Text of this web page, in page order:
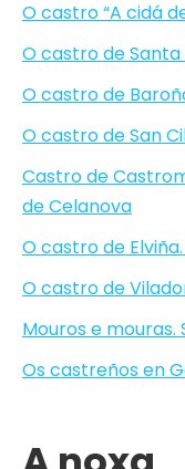
O castro “A cidá
O castro de
O castro de
O castro de San
Castro de
de Celanova
O castro de
O castro de
Mouros e
Os castreños en